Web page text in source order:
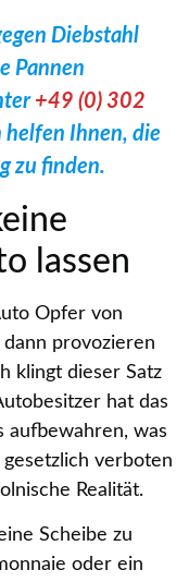
Diebstahl
Pannen
+49 (0) 302
helfen Ihnen, die
zu finden.
lassen
Opfer von
provozieren
klingt dieser Satz
hat das
aufbewahren, was
verboten
Realität.
Scheibe zu
oder ein